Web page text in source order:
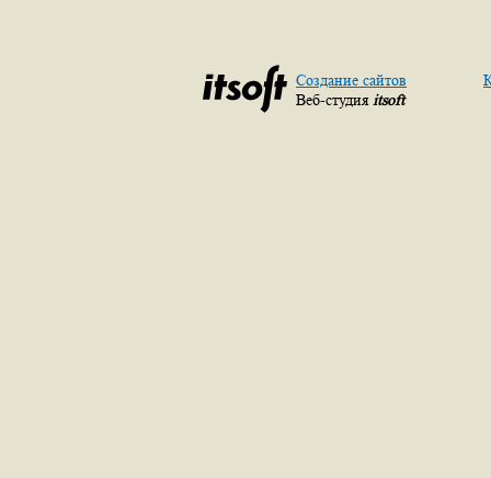
Создание сайтов
Веб-студия itsoft